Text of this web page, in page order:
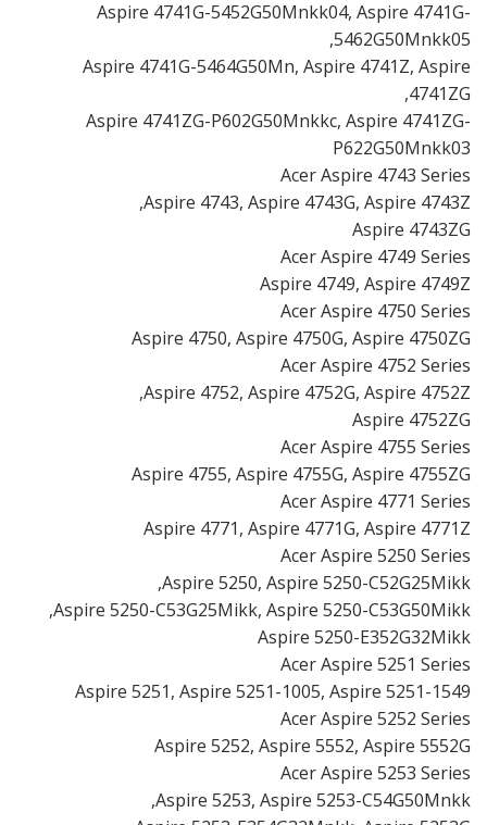
Aspire 4741G-5452G50Mnkk04, Aspire 4741G-
5462G50Mnkk05,
Aspire 4741G-5464G50Mn, Aspire 4741Z, Aspire
4741ZG,
Aspire 4741ZG-P602G50Mnkkc, Aspire 4741ZG-
P622G50Mnkk03
Acer Aspire 4743 Series
Aspire 4743, Aspire 4743G, Aspire 4743Z,
Aspire 4743ZG
Acer Aspire 4749 Series
Aspire 4749, Aspire 4749Z
Acer Aspire 4750 Series
Aspire 4750, Aspire 4750G, Aspire 4750ZG
Acer Aspire 4752 Series
Aspire 4752, Aspire 4752G, Aspire 4752Z,
Aspire 4752ZG
Acer Aspire 4755 Series
Aspire 4755, Aspire 4755G, Aspire 4755ZG
Acer Aspire 4771 Series
Aspire 4771, Aspire 4771G, Aspire 4771Z
Acer Aspire 5250 Series
Aspire 5250, Aspire 5250-C52G25Mikk,
Aspire 5250-C53G25Mikk, Aspire 5250-C53G50Mikk,
Aspire 5250-E352G32Mikk
Acer Aspire 5251 Series
Aspire 5251, Aspire 5251-1005, Aspire 5251-1549
Acer Aspire 5252 Series
Aspire 5252, Aspire 5552, Aspire 5552G
Acer Aspire 5253 Series
Aspire 5253, Aspire 5253-C54G50Mnkk,